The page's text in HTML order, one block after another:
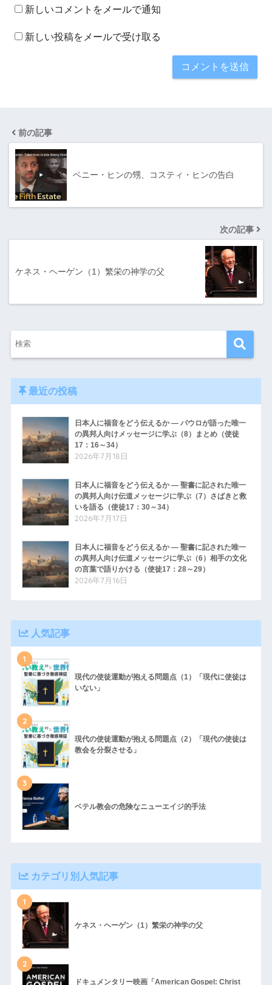
新しいコメントをメールで通知
新しい投稿をメールで受け取る
前の記事
ベニー・ヒンの甥、コスティ・ヒンの告白
次の記事
ケネス・ヘーゲン（1）繁栄の神学の父
最近の投稿
日本人に福音をどう伝えるか ― パウロが語った唯一
の異邦人向けメッセージに学ぶ（8）まとめ（使徒
17：16～34）
2026年7月18日
日本人に福音をどう伝えるか ― 聖書に記された唯一
の異邦人向け伝道メッセージに学ぶ（7）さばきと救
いを語る（使徒17：30～34）
2026年7月17日
日本人に福音をどう伝えるか ― 聖書に記された唯一
の異邦人向け伝道メッセージに学ぶ（6）相手の文化
の言葉で語りかける（使徒17：28～29）
2026年7月16日
人気記事
1
現代の使徒運動が抱える問題点（1）「現代に使徒は
いない」
2
現代の使徒運動が抱える問題点（2）「現代の使徒は
教会を分裂させる」
3
ベテル教会の危険なニューエイジ的手法
カテゴリ別人気記事
1
ケネス・ヘーゲン（1）繁栄の神学の父
2
ドキュメンタリー映画「American Gospel: Christ